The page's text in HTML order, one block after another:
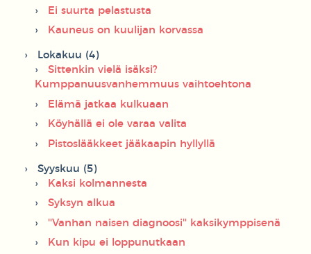
Ei suurta pelastusta
Kauneus on kuulijan korvassa
Lokakuu (4)
Sittenkin vielä isäksi?
Kumppanuusvanhemmuus vaihtoehtona
Elämä jatkaa kulkuaan
Köyhällä ei ole varaa valita
Pistoslääkkeet jääkaapin hyllyllä
Syyskuu (5)
Kaksi kolmannesta
Syksyn alkua
''Vanhan naisen diagnoosi'' kaksikymppisenä
Kun kipu ei loppunutkaan